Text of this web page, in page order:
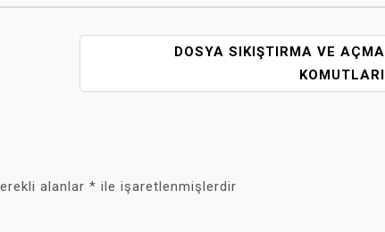
DOSYA SIKIŞTIRMA VE AÇMA
KOMUTLARI
alanlar * ile işaretlenmişlerdir